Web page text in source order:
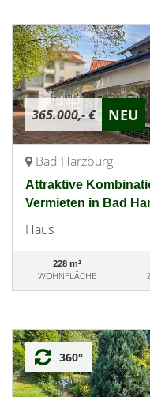
365.000,- € NEU
Bad Harzburg
Attraktive
Vermieten in Bad
Haus
228 m²
WOHNFLÄCHE
360°